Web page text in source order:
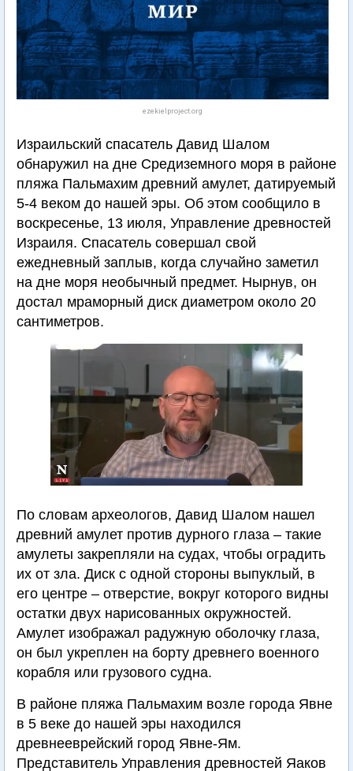
ezekielproject.org
Израильский спасатель Давид Шалом
обнаружил на дне Средиземного моря в районе
пляжа Пальмахим древний амулет, датируемый
5-4 веком до нашей эры. Об этом сообщило в
воскресенье, 13 июля, Управление древностей
Израиля. Спасатель совершал свой
ежедневный заплыв, когда случайно заметил
на дне моря необычный предмет. Нырнув, он
достал мраморный диск диаметром около 20
сантиметров.
По словам археологов, Давид Шалом нашел
древний амулет против дурного глаза – такие
амулеты закрепляли на судах, чтобы оградить
их от зла. Диск с одной стороны выпуклый, в
его центре – отверстие, вокруг которого видны
остатки двух нарисованных окружностей.
Амулет изображал радужную оболочку глаза,
он был укреплен на борту древнего военного
корабля или грузового судна.
В районе пляжа Пальмахим возле города Явне
в 5 веке до нашей эры находился
древнееврейский город Явне-Ям.
Представитель Управления древностей Яаков